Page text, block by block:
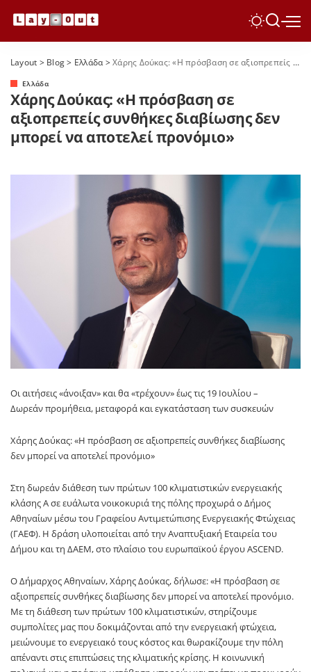
Layout > Blog> Ελλάδα>Χάρης Δούκας: «Η πρόσβαση σε αξιοπρεπείς συνθήκες διαβίωσης δεν μπορεί να αποτελεί προνόμιο»
Ελλάδα
Χάρης Δούκας: «Η πρόσβαση σε
αξιοπρεπείς συνθήκες διαβίωσης δεν
μπορεί να αποτελεί προνόμιο»
Οι αιτήσεις «άνοιξαν» και θα «τρέχουν» έως τις 19 Ιουλίου –
Δωρεάν προμήθεια, μεταφορά και εγκατάσταση των συσκευών
Χάρης Δούκας: «Η πρόσβαση σε αξιοπρεπείς συνθήκες διαβίωσης
δεν μπορεί να αποτελεί προνόμιο»
Στη δωρεάν διάθεση των πρώτων 100 κλιματιστικών ενεργειακής
κλάσης Α σε ευάλωτα νοικοκυριά της πόλης προχωρά ο Δήμος
Αθηναίων μέσω του Γραφείου Αντιμετώπισης Ενεργειακής Φτώχειας
(ΓΑΕΦ). Η δράση υλοποιείται από την Αναπτυξιακή Εταιρεία του
Δήμου και τη ΔΑΕΜ, στο πλαίσιο του ευρωπαϊκού έργου ASCEND.
Ο Δήμαρχος Αθηναίων, Χάρης Δούκας, δήλωσε: «Η πρόσβαση σε
αξιοπρεπείς συνθήκες διαβίωσης δεν μπορεί να αποτελεί προνόμιο.
Με τη διάθεση των πρώτων 100 κλιματιστικών, στηρίζουμε
συμπολίτες μας που δοκιμάζονται από την ενεργειακή φτώχεια,
μειώνουμε το ενεργειακό τους κόστος και θωρακίζουμε την πόλη
απέναντι στις επιπτώσεις της κλιματικής κρίσης. Η κοινωνική